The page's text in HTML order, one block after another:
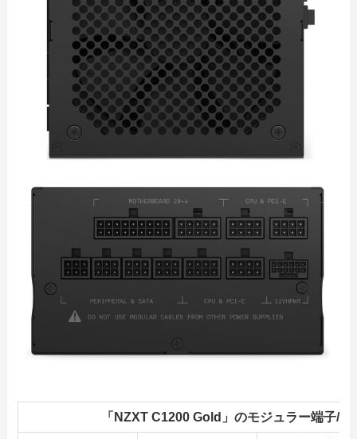
「NZXT C1200 Gold」のモジュラー端子/ケ